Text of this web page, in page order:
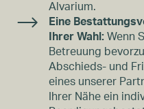
Alvarium.
Eine
Ihrer Wahl: Wenn
Betreuung
Abschieds- und
eines unserer
Ihrer Nähe ein